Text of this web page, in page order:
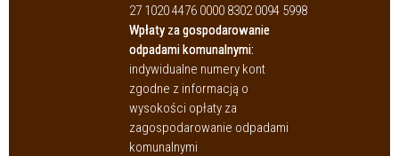
27 1020 4476 0000 8302 0094 5998
Wpłaty za gospodarowanie
odpadami komunalnymi:
indywidualne numery kont
zgodne z informacją o
wysokości opłaty za
zagospodarowanie odpadami
komunalnymi